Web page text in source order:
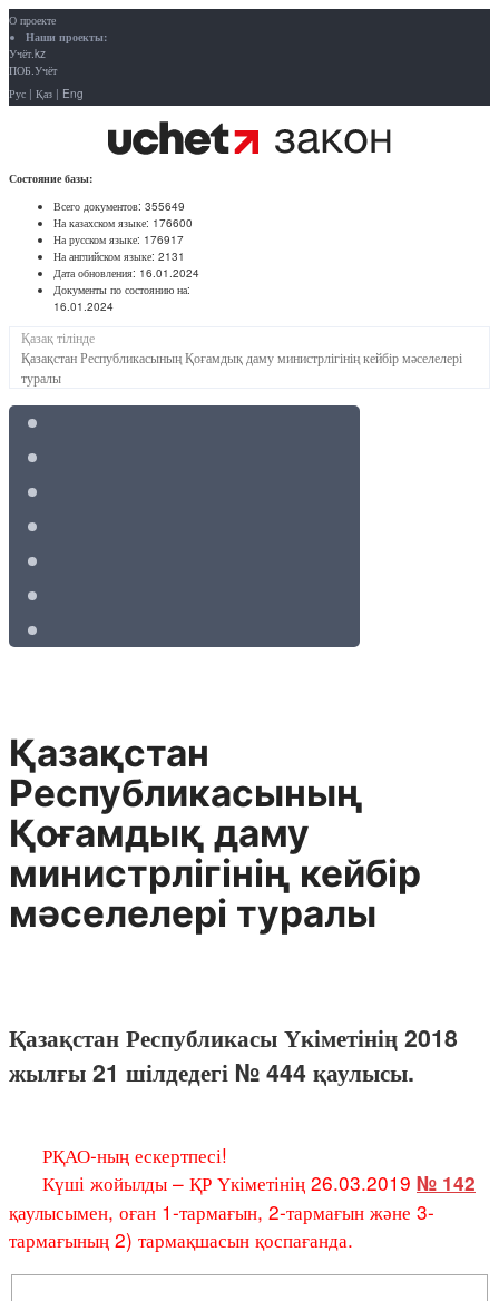
О проекте
Наши проекты:
Учёт.kz
ПОБ.Учёт
Рус | Қаз | Eng
Состояние базы:
Всего документов: 355649
На казахском языке: 176600
На русском языке: 176917
На английском языке: 2131
Дата обновления: 16.01.2024
Документы по состоянию на:
16.01.2024
Қазақ тілінде
Қазақстан Республикасының Қоғамдық даму министрлігінің кейбір мәселелері
туралы
Қазақстан
Республикасының
Қоғамдық даму
министрлігінің кейбір
мәселелері туралы
Қазақстан Республикасы Үкіметінің 2018
жылғы 21 шілдедегі № 444 қаулысы.
РҚАО-ның ескертпесі!
Күші жойылды – ҚР Үкіметінің 26.03.2019 № 142
қаулысымен, оған 1-тармағын, 2-тармағын және 3-
тармағының 2) тармақшасын қоспағанда.